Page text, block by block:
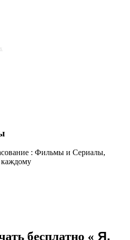
: Фильмы и Сериалы,
каждому